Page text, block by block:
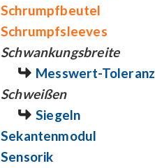
Schrumpfbeutel
Schrumpfsleeves
Schwankungsbreite
Messwert-Toleranz
Schweißen
Siegeln
Sekantenmodul
Sensorik